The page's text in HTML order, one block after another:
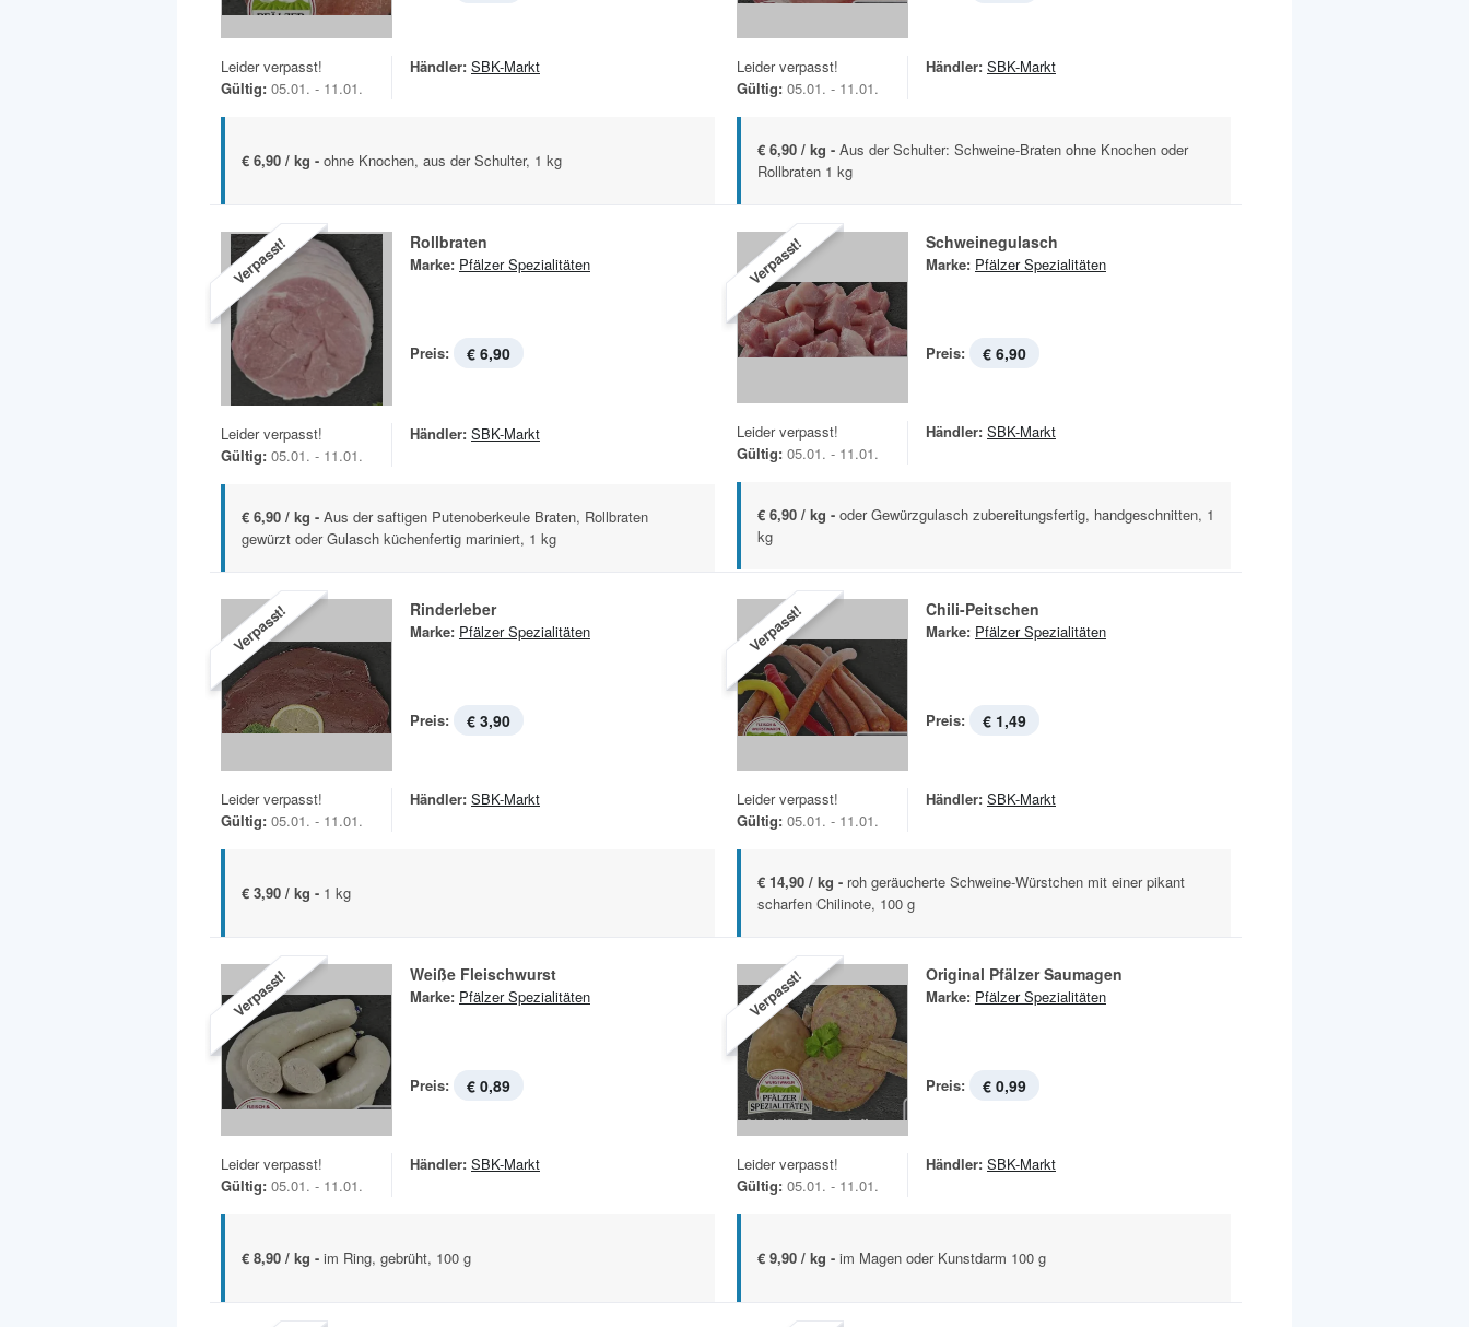
Leider verpasst!
Gültig: 05.01. - 11.01.
Händler: SBK-Markt
€ 6,90 / kg - ohne Knochen, aus der Schulter, 1 kg
Leider verpasst!
Gültig: 05.01. - 11.01.
Händler: SBK-Markt
€ 6,90 / kg - Aus der Schulter: Schweine-Braten ohne Knochen oder
Rollbraten 1 kg
Verpasst! Rollbraten
Marke: Pfälzer Spezialitäten
Preis: € 6,90
Leider verpasst!
Gültig: 05.01. - 11.01.
Händler: SBK-Markt
€ 6,90 / kg - Aus der saftigen Putenoberkeule Braten, Rollbraten
gewürzt oder Gulasch küchenfertig mariniert, 1 kg
Verpasst! Schweinegulasch
Marke: Pfälzer Spezialitäten
Preis: € 6,90
Leider verpasst!
Gültig: 05.01. - 11.01.
Händler: SBK-Markt
€ 6,90 / kg - oder Gewürzgulasch zubereitungsfertig, handgeschnitten, 1
kg
Verpasst! Rinderleber
Marke: Pfälzer Spezialitäten
Preis: € 3,90
Leider verpasst!
Gültig: 05.01. - 11.01.
Händler: SBK-Markt
€ 3,90 / kg - 1 kg
Verpasst! Chili-Peitschen
Marke: Pfälzer Spezialitäten
Preis: € 1,49
Leider verpasst!
Gültig: 05.01. - 11.01.
Händler: SBK-Markt
€ 14,90 / kg - roh geräucherte Schweine-Würstchen mit einer pikant
scharfen Chilinote, 100 g
Verpasst! Weiße Fleischwurst
Marke: Pfälzer Spezialitäten
Preis: € 0,89
Leider verpasst!
Gültig: 05.01. - 11.01.
Händler: SBK-Markt
€ 8,90 / kg - im Ring, gebrüht, 100 g
Verpasst! Original Pfälzer Saumagen
Marke: Pfälzer Spezialitäten
Preis: € 0,99
Leider verpasst!
Gültig: 05.01. - 11.01.
Händler: SBK-Markt
€ 9,90 / kg - im Magen oder Kunstdarm 100 g